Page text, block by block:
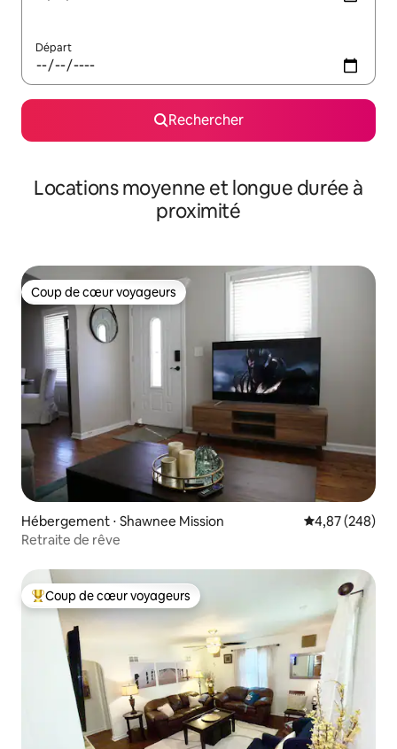
Départ
Rechercher
Locations moyenne et longue durée à
proximité
Coup de cœur voyageurs
Coup de cœur voyageurs
Hébergement ⋅ Shawnee Mission Évaluation
4,87 (248)
Retraite de rêve
Coups de cœur voyageurs les plus appréciés
Coup de cœur voyageurs